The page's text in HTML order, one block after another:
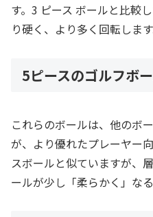
す。3 ピース ボールと比較
り硬く、より多く回転します
5ピースのゴルフボ
これらのボールは、他のボ
が、より優れたプレーヤー
スボールと似ていますが、
ールが少し「柔らかく」な